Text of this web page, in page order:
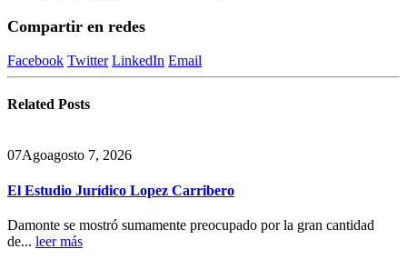
Compartir en redes
Facebook Twitter LinkedIn Email
Related Posts
07Agoagosto 7, 2026
El Estudio Jurídico Lopez Carribero
Damonte se mostró sumamente preocupado por la gran cantidad
de... leer más